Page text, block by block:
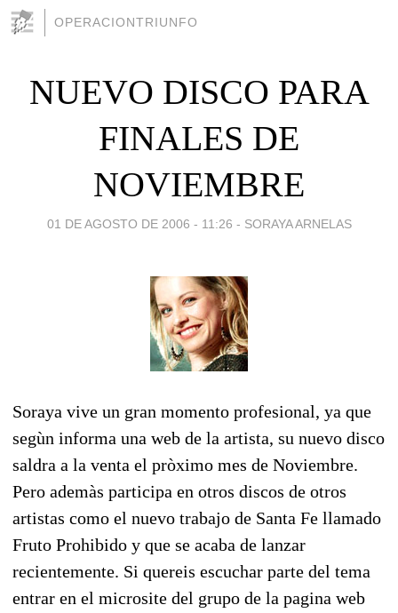
OPERACIONTRIUNFO
NUEVO DISCO PARA
FINALES DE
NOVIEMBRE
01 DE AGOSTO DE 2006 - 11:26 - SORAYA ARNELAS
Soraya vive un gran momento profesional, ya que
segùn informa una web de la artista, su nuevo disco
saldra a la venta el pròximo mes de Noviembre.
Pero ademàs participa en otros discos de otros
artistas como el nuevo trabajo de Santa Fe llamado
Fruto Prohibido y que se acaba de lanzar
recientemente. Si quereis escuchar parte del tema
entrar en el microsite del grupo de la pagina web